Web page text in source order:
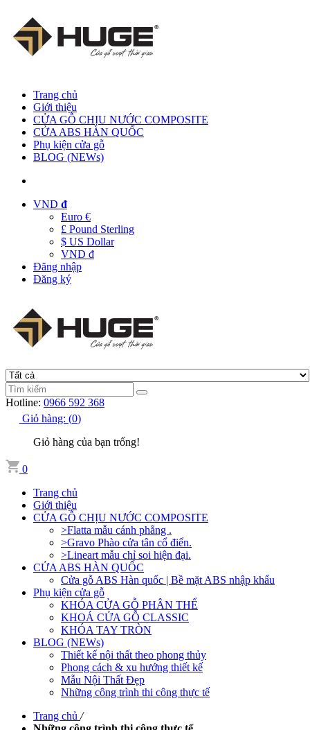
Trang chủ
Giới thiệu
CỬA GỖ CHỊU NƯỚC COMPOSITE
CỬA ABS HÀN QUỐC
Phụ kiện cửa gỗ
BLOG (NEWs)
VND đ
Euro €
£ Pound Sterling
$ US Dollar
VND đ
Đăng nhập
Đăng ký
Hotline: 0966 592 368
Giỏ hàng: (0)
Giỏ hàng của bạn trống!
0
Trang chủ
Giới thiệu
CỬA GỖ CHỊU NƯỚC COMPOSITE
>Flatta mẫu cánh phẳng .
>Gravo Phào cửa tân cổ điển.
>Lineart mẫu chỉ soi hiện đại.
CỬA ABS HÀN QUỐC
Cửa gỗ ABS Hàn quốc | Bề mặt ABS nhập khẩu
Phụ kiện cửa gỗ
KHÓA CỬA GỖ PHÂN THỂ
KHOÁ CỬA GỖ CLASSIC
KHÓA TAY TRÒN
BLOG (NEWs)
Thiết kế nội thất theo phong thủy
Phong cách & xu hướng thiết kế
Mẫu Nội Thất Đẹp
Những công trình thi công thực tế
Trang chủ /